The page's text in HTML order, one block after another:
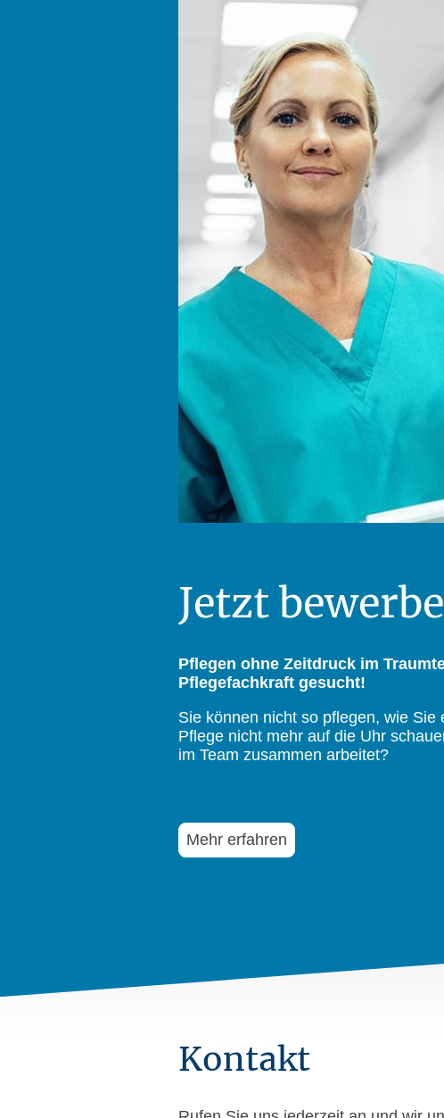
Jetzt
Pflegen ohne Zeitdruck im
Pflegefachkraft gesucht!
Sie können nicht so pflegen, wie
Pflege nicht mehr auf die Uhr
im Team zusammen arbeitet?
Mehr erfahren
Kontakt